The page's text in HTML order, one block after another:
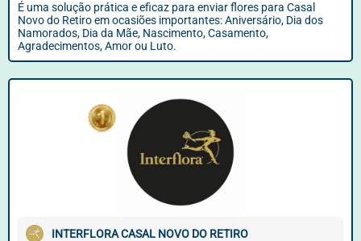
É uma solução prática e eficaz para enviar flores para Casal
Novo do Retiro em ocasiões importantes: Aniversário, Dia dos
Namorados, Dia da Mãe, Nascimento, Casamento,
Agradecimentos, Amor ou Luto.
INTERFLORA CASAL NOVO DO RETIRO